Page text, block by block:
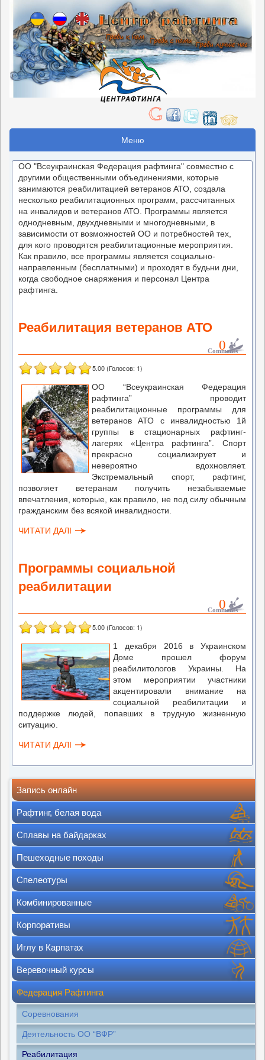
Меню
Запись онлайн
Рафтинг, белая вода
Сплавы на байдарках
Пешеходные походы
Спелеотуры
Комбинированные
Корпоративы
Иглу в Карпатах
Веревочный курсы
Федерация Рафтинга
Соревнования
Деятельность ОО “ВФР”
Реабилитация
ОО "Всеукраинская Федерация рафтинга" совместно с
другими общественными объединениями, которые
занимаются реабилитацией ветеранов АТО, создала
несколько реабилитационных программ, рассчитанных
на инвалидов и ветеранов АТО. Программы является
однодневным, двухдневными и многодневными, в
зависимости от возможностей ОО и потребностей тех,
для кого проводятся реабилитационные мероприятия.
Как правило, все программы является социально-
направленным (бесплатными) и проходят в будьни дни,
когда свободное снаряжения и персонал Центра
рафтинга.
Реабилитация ветеранов АТО
0
Comments
5.00(Голосов: 1)
ОО “Всеукраинская Федерация
рафтинга” проводит
реабилитационные программы для
ветеранов АТО с инвалидностью 1й
группы в стационарных рафтинг-
лагерях «Центра рафтинга”. Спорт
прекрасно социализирует и
невероятно вдохновляет.
Экстремальный спорт, рафтинг,
позволяет ветеранам получить незабываемые
впечатления, которые, как правило, не под силу обычным
гражданским без всякой инвалидности.
ЧИТАТИ ДАЛІ
Программы социальной
реабилитации
0
Comments
5.00(Голосов: 1)
1 декабря 2016 в Украинском
Доме прошел форум
реабилитологов Украины. На
этом мероприятии участники
акцентировали внимание на
социальной реабилитации и
поддержке людей, попавших в трудную жизненную
ситуацию
ЧИТАТИ ДАЛІ